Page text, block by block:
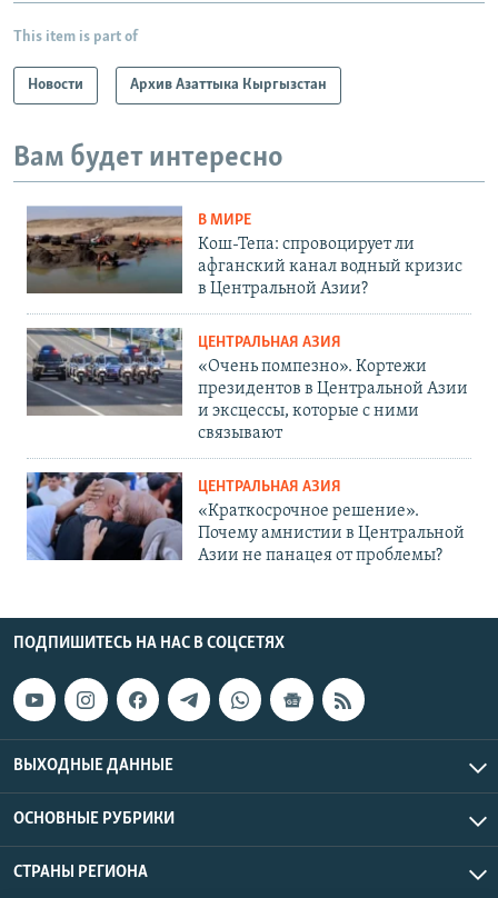
This item is part of
Новости Архив Азаттыка Кыргызстан
Вам будет интересно
В МИРЕ
Кош-Тепа: спровоцирует ли
афганский канал водный кризис
в Центральной Азии?
ЦЕНТРАЛЬНАЯ АЗИЯ
«Очень помпезно». Кортежи
президентов в Центральной Азии
и эксцессы, которые с ними
связывают
ЦЕНТРАЛЬНАЯ АЗИЯ
«Краткосрочное решение».
Почему амнистии в Центральной
Азии не панацея от проблемы?
ПОДПИШИТЕСЬ НА НАС В СОЦСЕТЯХ
ВЫХОДНЫЕ ДАННЫЕ
ОСНОВНЫЕ РУБРИКИ
СТРАНЫ РЕГИОНА